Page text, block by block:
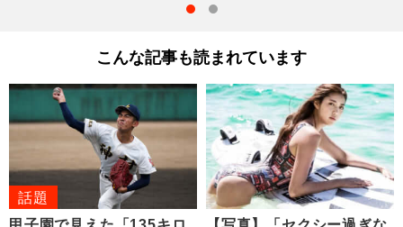
こんな記事も読まれています
話題